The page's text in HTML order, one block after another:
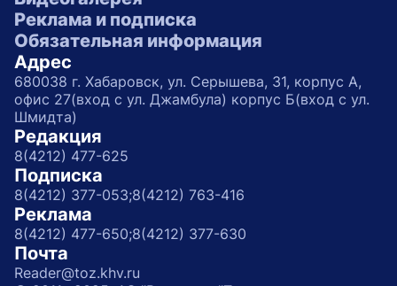
Реклама и подписка
Обязательная информация
Адрес
680038 г. Хабаровск, ул. Серышева, 31, корпус А,
офис 27(вход с ул. Джамбула) корпус Б(вход с ул.
Шмидта)
Редакция
8(4212) 477-625
Подписка
8(4212) 377-053;8(4212) 763-416
Реклама
8(4212) 477-650;8(4212) 377-630
Почта
Reader@toz.khv.ru